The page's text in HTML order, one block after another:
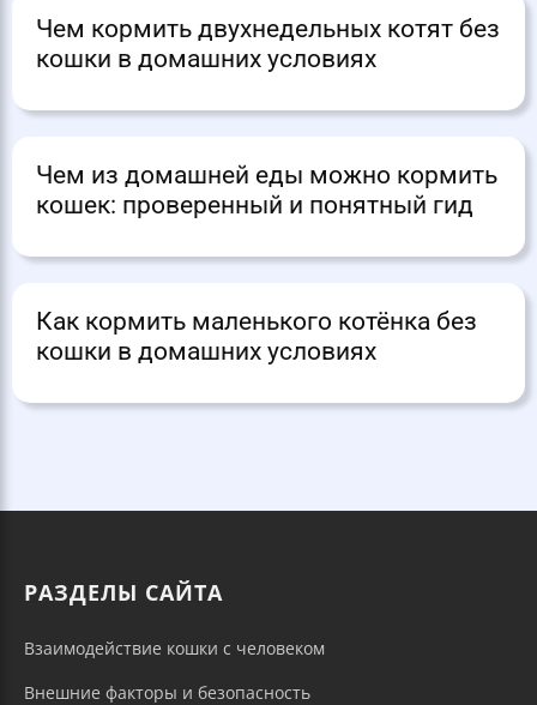
Чем кормить двухнедельных котят без
кошки в домашних условиях
Чем из домашней еды можно кормить
кошек: проверенный и понятный гид
Как кормить маленького котёнка без
кошки в домашних условиях
РАЗДЕЛЫ САЙТА
Взаимодействие кошки с человеком
Внешние факторы и безопасность